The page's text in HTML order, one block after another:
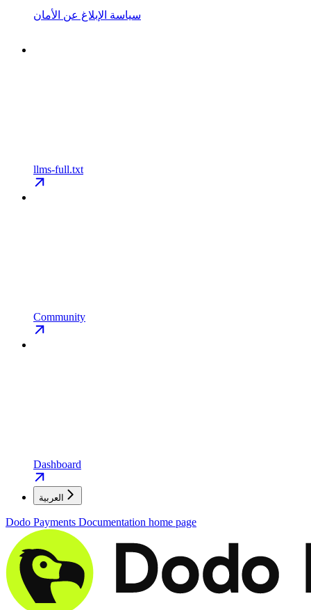
سياسة الإبلاغ عن الأمان
llms-full.txt
Community
Dashboard
العربية
Dodo Payments Documentation home page